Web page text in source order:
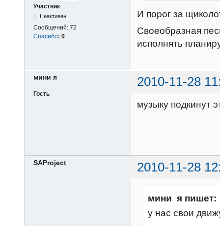
Участник
Неактивен
Сообщений: 72
Спасибо: 0
И порог за
Своеобразная
исполнять
мини я 2010-11-28
Гость
музыку
SAProject 2010-11-28
мини я пишет:
у нас свои